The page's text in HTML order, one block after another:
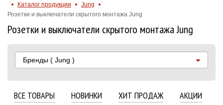
Каталог продукции
Jung
Розетки и выключатели скрытого монтажа Jung
Розетки и выключатели скрытого монтажа Jung
Бренды ( Jung )
ВСЕ ТОВАРЫ НОВИНКИ ХИТ ПРОДАЖ
АКЦИИ